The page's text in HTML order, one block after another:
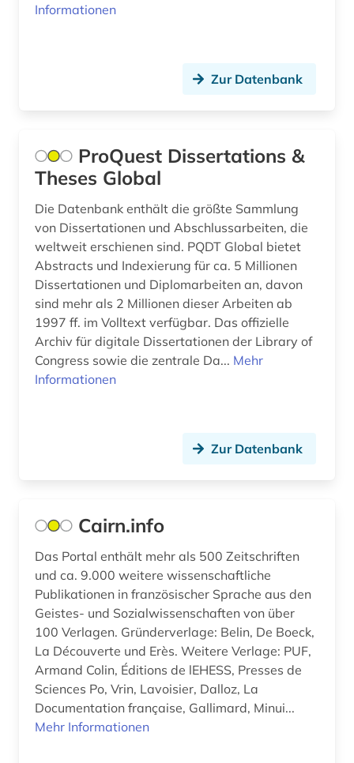
Informationen
Zur Datenbank
ProQuest Dissertations &
Theses Global
Die Datenbank enthält die größte Sammlung
von Dissertationen und Abschlussarbeiten, die
weltweit erschienen sind. PQDT Global bietet
Abstracts und Indexierung für ca. 5 Millionen
Dissertationen und Diplomarbeiten an, davon
sind mehr als 2 Millionen dieser Arbeiten ab
1997 ff. im Volltext verfügbar. Das offizielle
Archiv für digitale Dissertationen der Library of
Congress sowie die zentrale Da... Mehr
Informationen
Zur Datenbank
Cairn.info
Das Portal enthält mehr als 500 Zeitschriften
und ca. 9.000 weitere wissenschaftliche
Publikationen in französischer Sprache aus den
Geistes- und Sozialwissenschaften von über
100 Verlagen. Gründerverlage: Belin, De Boeck,
La Découverte und Erès. Weitere Verlage: PUF,
Armand Colin, Éditions de lEHESS, Presses de
Sciences Po, Vrin, Lavoisier, Dalloz, La
Documentation française, Gallimard, Minui...
Mehr Informationen